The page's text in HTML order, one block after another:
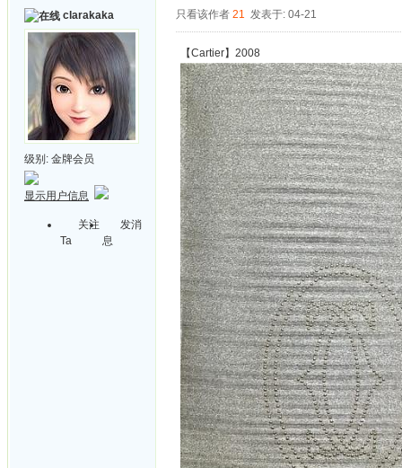
clarakaka
级别: 金牌会员
显示用户信息
关注
Ta
发消
息
只看该作者 21 发表于: 04-21
【Cartier】2008